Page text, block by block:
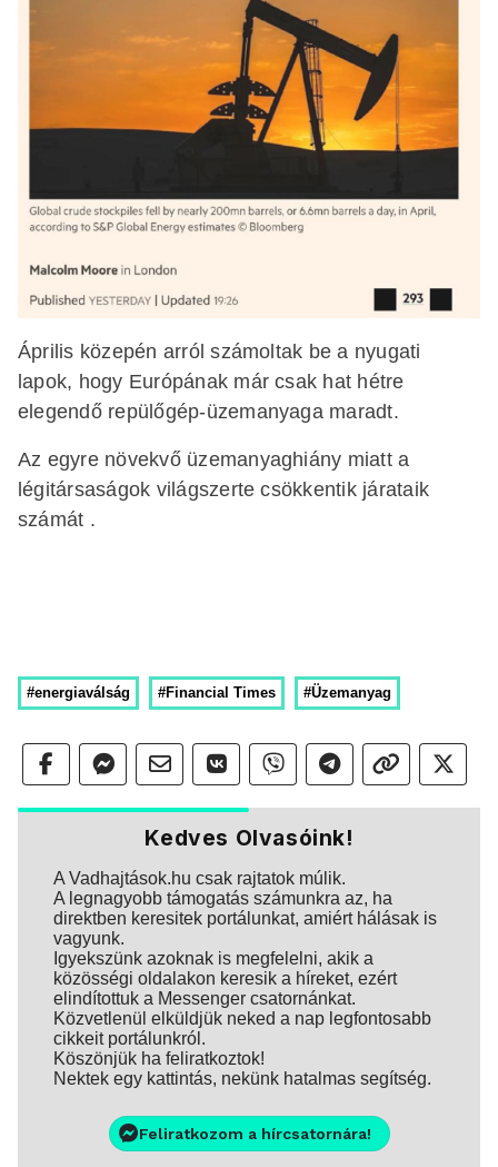
Április közepén arról számoltak be a nyugati
lapok, hogy Európának már csak hat hétre
elegendő repülőgép-üzemanyaga maradt.
Az egyre növekvő üzemanyaghiány miatt a
légitársaságok világszerte csökkentik járataik
számát .
#energiaválság #Financial Times #Üzemanyag
Kedves Olvasóink!
A Vadhajtások.hu csak rajtatok múlik.
A legnagyobb támogatás számunkra az, ha
direktben keresitek portálunkat, amiért hálásak is
vagyunk.
Igyekszünk azoknak is megfelelni, akik a
közösségi oldalakon keresik a híreket, ezért
elindítottuk a Messenger csatornánkat.
Közvetlenül elküldjük neked a nap legfontosabb
cikkeit portálunkról.
Köszönjük ha feliratkoztok!
Nektek egy kattintás, nekünk hatalmas segítség.
Feliratkozom a hírcsatornára!